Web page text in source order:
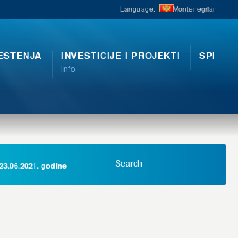
Language: Montenegrian
INVESTICIJE I PROJEKTI
info
SPI
godine